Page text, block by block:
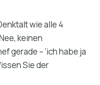
wie alle 4
keinen
gerade – ‘ich habe ja
Sie der